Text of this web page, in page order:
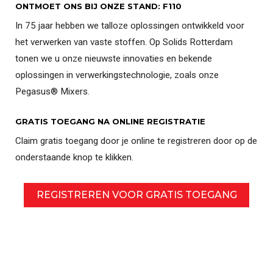
ONTMOET ONS BIJ ONZE STAND: F110
In 75 jaar hebben we talloze oplossingen ontwikkeld voor
het verwerken van vaste stoffen. Op Solids Rotterdam
tonen we u onze nieuwste innovaties en bekende
oplossingen in verwerkingstechnologie, zoals onze
Pegasus® Mixers.
GRATIS TOEGANG NA ONLINE REGISTRATIE
Claim gratis toegang door je online te registreren door op de
onderstaande knop te klikken.
REGISTREREN VOOR GRATIS TOEGANG